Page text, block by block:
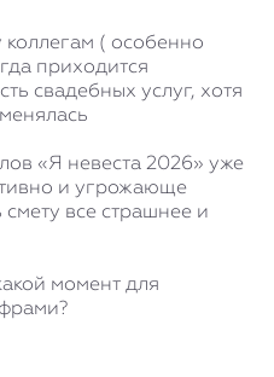
( особенно
приходится
свадебных услуг, хотя
«Я невеста 2026» уже
и угрожающе
все страшнее и
момент для